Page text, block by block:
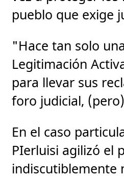
pueblo que exige
"Hace tan solo
Legitimación
para llevar sus
foro judicial,
En el caso
PIerluisi agilizó el
indiscutiblemente